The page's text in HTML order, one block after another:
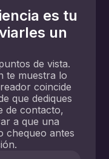
es tu
un
de vista.
te muestra lo
coincide
que dediques
de contacto,
a que una
chequeo antes